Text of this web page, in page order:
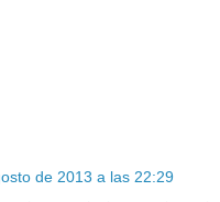
de 2013 a las 22:29